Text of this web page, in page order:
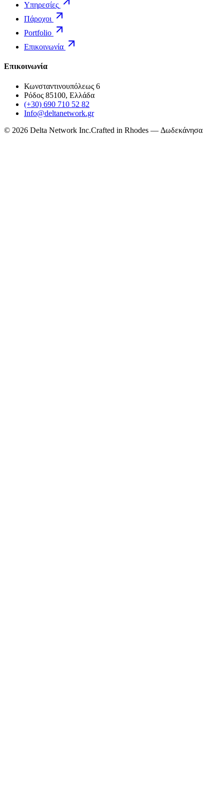
Υπηρεσίες
Πάροχοι
Portfolio
Επικοινωνία
Επικοινωνία
Κωνσταντινουπόλεως 6
Ρόδος 85100, Ελλάδα
(+30) 690 710 52 82
Info@deltanetwork.gr
© 2026 Delta Network Inc.Crafted in Rhodes — Δωδεκάνησα